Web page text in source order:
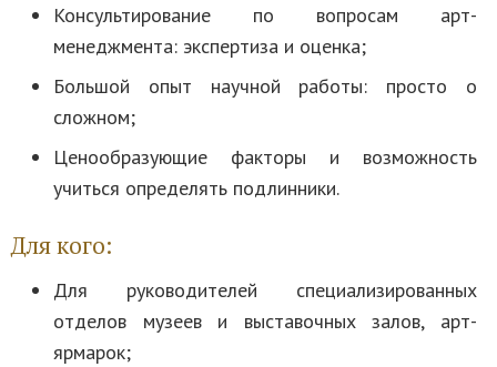
Консультирование по вопросам арт-
менеджмента: экспертиза и оценка;
Большой опыт научной работы: просто о
сложном;
Ценообразующие факторы и возможность
учиться определять подлинники.
Для кого:
Для руководителей специализированных
отделов музеев и выставочных залов, арт-
ярмарок;